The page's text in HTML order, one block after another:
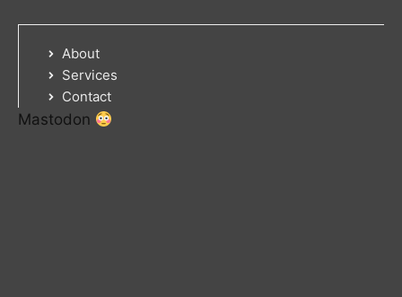
About
Services
Contact
Mastodon